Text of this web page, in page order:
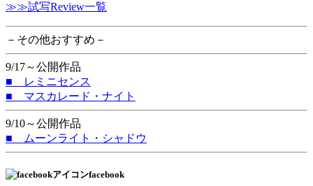
≫≫試写Review一覧
－その他おすすめ－
9/17～公開作品
■ レミニセンス
■ マスカレード・ナイト
9/10～公開作品
■ ムーンライト・シャドウ
facebook